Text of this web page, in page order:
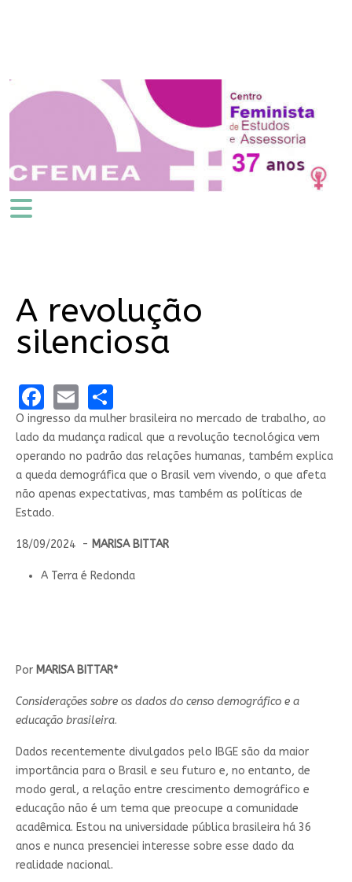
A revolução
silenciosa
Facebook
EmailShare
O ingresso da mulher brasileira no mercado de trabalho, ao
lado da mudança radical que a revolução tecnológica vem
operando no padrão das relações humanas, também explica
a queda demográfica que o Brasil vem vivendo, o que afeta
não apenas expectativas, mas também as políticas de
Estado.
18/09/2024 - MARISA BITTAR
A Terra é Redonda
Por MARISA BITTAR*
Considerações sobre os dados do censo demográfico e a
educação brasileira.
Dados recentemente divulgados pelo IBGE são da maior
importância para o Brasil e seu futuro e, no entanto, de
modo geral, a relação entre crescimento demográfico e
educação não é um tema que preocupe a comunidade
acadêmica. Estou na universidade pública brasileira há 36
anos e nunca presenciei interesse sobre esse dado da
realidade nacional.